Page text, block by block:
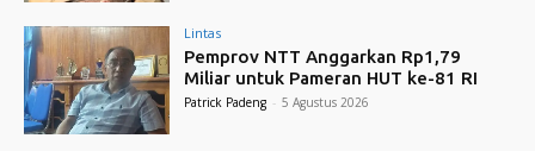
Lintas
Pemprov NTT Anggarkan Rp1,79
Miliar untuk Pameran HUT ke-81 RI
Patrick Padeng - 5 Agustus 2026